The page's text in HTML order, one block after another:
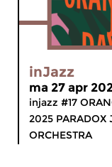
inJazz
ma 27 apr
injazz #17
2025 PARADOX
ORCHESTRA